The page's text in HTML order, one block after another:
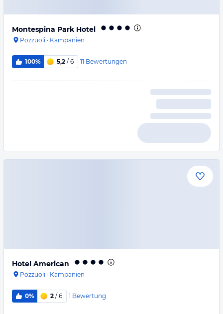
Montespina Park Hotel
Pozzuoli · Kampanien
100% 5,2 / 6 11 Bewertungen
Hotel American
Pozzuoli · Kampanien
0% 2 / 6 1 Bewertung